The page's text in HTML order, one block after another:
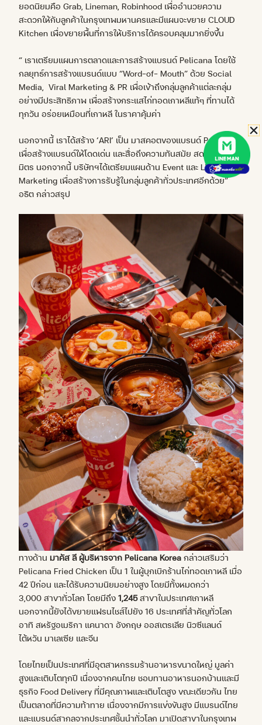
ยอดนิยมคือ Grab, Lineman, Robinhood เพื่ออำนวยความ
สะดวกให้กับลูกค้าในกรุงเทพมหานครและมีแผนจะขยาย CLOUD
Kitchen เพื่อขยายพื้นที่การให้บริการได้ครอบคลุมมากยิ่งขึ้น
“ เราเตรียมแผนการตลาดและการสร้างแบรนด์ Pelicana โดยใช้
กลยุทธ์การสร้างแบรนด์แบบ “Word-of- Mouth” ด้วย Social
Media, Viral Marketing & PR เพื่อเข้าถึงกลุ่มลูกค้าแต่ละกลุ่ม
อย่างมีประสิทธิภาพ เพื่อสร้างกระแสไก่ทอดเกาหลีแท้ๆ ที่ทานได้
ทุกวัน อร่อยเหมือนที่เกาหลี ในราคาคุ้มค่า
นอกจากนี้ เราได้สร้าง ‘ARI’ เป็น มาสคอตของแบรนด์ Pelicana
เพื่อสร้างแบรนด์ให้โดดเด่น และสื่อถึงความทันสมัย สดใส และเป็น
มิตร นอกจากนี้ บริษัทฯได้เตรียมแผนด้าน Event และ Life Style
Marketing เพื่อสร้างการรับรู้ในกลุ่มลูกค้าทั่วประเทศอีกด้วย”
อธิต กล่าวสรุป
ทางด้านมาคัส ลี ผู้บริหารจาก Pelicana Korea กล่าวเสริมว่า
Pelicana Fried Chicken เป็น 1 ในผู้บุกเบิกร้านไก่ทอดเกาหลี เมื่อ
42 ปีก่อน และได้รับความนิยมอย่างสูง โดยมีทั้งหมดกว่า
3,000 สาขาทั่วโลก โดยมีถึง1,245สาขาในประเทศเกาหลี
นอกจากนี้ยังได้ขยายแฟรนไชส์ไปยัง 16 ประเทศที่สำคัญทั่วโลก
อาทิ สหรัฐอเมริกา แคนาดา อังกฤษ ออสเตรเลีย นิวซีแลนด์
ไต้หวัน มาเลเซีย และจีน
โดยไทยเป็นประเทศที่มีอุตสาหกรรมร้านอาหารขนาดใหญ่ มูลค่า
สูงและเติบโตทุกปี เนื่องจากคนไทย ชอบทานอาหารนอกบ้านและมี
ธุรกิจ Food Delivery ที่มีคุณภาพและเติบโตสูง ขณะเดียวกัน ไทย
เป็นตลาดที่มีความท้าทาย เนื่องจากมีการแข่งขันสูง มีแบรนด์ไทย
และแบรนด์สากลจากประเทศชั้นนำทั่วโลก มาเปิดสาขาในกรุงเทพ